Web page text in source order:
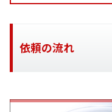
依頼の流れ